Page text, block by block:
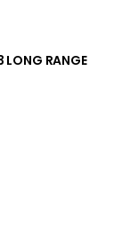
LONG RANGE